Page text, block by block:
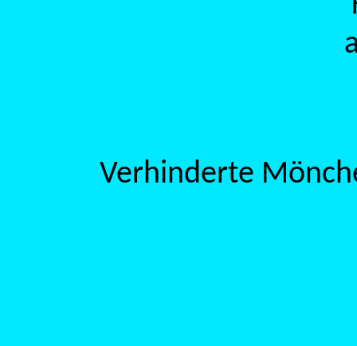
Verhinderte